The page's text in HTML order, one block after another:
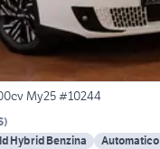
My25 #10244
)
Hybrid Benzina
Automatico